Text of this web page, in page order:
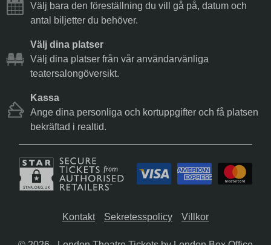
Välj bara den föreställning du vill gå på, datum och
antal biljetter du behöver.
Välj dina platser
Välj dina platser från vår användarvänliga
teatersalongöversikt.
Kassa
Ange dina personliga och kortuppgifter och få platsen
bekräftad i realtid.
Kontakt Sekretesspolicy Villkor